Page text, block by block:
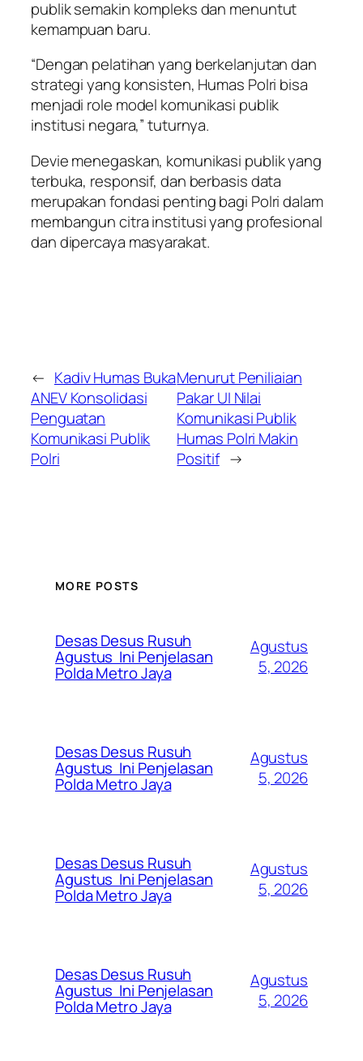
publik semakin kompleks dan menuntut
kemampuan baru.
“Dengan pelatihan yang berkelanjutan dan
strategi yang konsisten, Humas Polri bisa
menjadi role model komunikasi publik
institusi negara,” tuturnya.
Devie menegaskan, komunikasi publik yang
terbuka, responsif, dan berbasis data
merupakan fondasi penting bagi Polri dalam
membangun citra institusi yang profesional
dan dipercaya masyarakat.
← Kadiv Humas Buka
ANEV Konsolidasi
Penguatan
Komunikasi Publik
Polri
Menurut Peniliaian
Pakar UI Nilai
Komunikasi Publik
Humas Polri Makin
Positif →
MORE POSTS
Desas Desus Rusuh
Agustus Ini Penjelasan
Polda Metro Jaya
Agustus
5, 2026
Desas Desus Rusuh
Agustus Ini Penjelasan
Polda Metro Jaya
Agustus
5, 2026
Desas Desus Rusuh
Agustus Ini Penjelasan
Polda Metro Jaya
Agustus
5, 2026
Desas Desus Rusuh
Agustus Ini Penjelasan
Polda Metro Jaya
Agustus
5, 2026